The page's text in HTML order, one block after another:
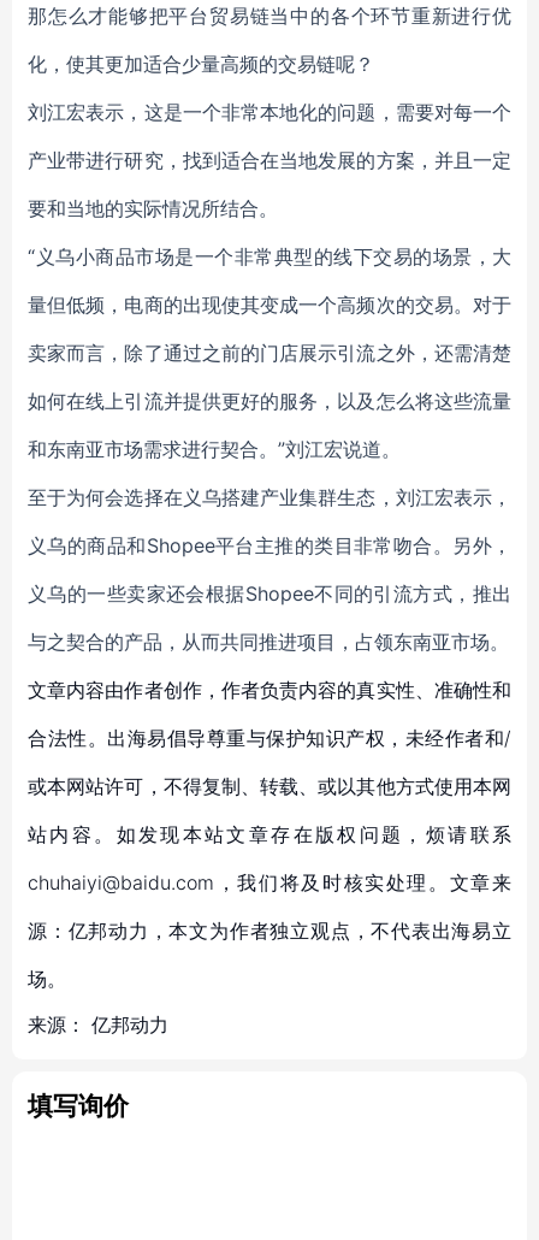
那怎么才能够把平台贸易链当中的各个环节重新进行优
化，使其更加适合少量高频的交易链呢？
刘江宏表示，这是一个非常本地化的问题，需要对每一个
产业带进行研究，找到适合在当地发展的方案，并且一定
要和当地的实际情况所结合。
“义乌小商品市场是一个非常典型的线下交易的场景，大
量但低频，电商的出现使其变成一个高频次的交易。对于
卖家而言，除了通过之前的门店展示引流之外，还需清楚
如何在线上引流并提供更好的服务，以及怎么将这些流量
和东南亚市场需求进行契合。”刘江宏说道。
至于为何会选择在义乌搭建产业集群生态，刘江宏表示，
义乌的商品和Shopee平台主推的类目非常吻合。另外，
义乌的一些卖家还会根据Shopee不同的引流方式，推出
与之契合的产品，从而共同推进项目，占领东南亚市场。
文章内容由作者创作，作者负责内容的真实性、准确性和
合法性。出海易倡导尊重与保护知识产权，未经作者和/
或本网站许可，不得复制、转载、或以其他方式使用本网
站内容。如发现本站文章存在版权问题，烦请联系
chuhaiyi@baidu.com，我们将及时核实处理。文章来
源：亿邦动力，本文为作者独立观点，不代表出海易立
场。
来源： 亿邦动力
填写询价